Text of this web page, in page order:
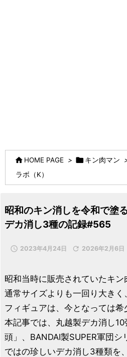
 HOME PAGE > キン肉マン
ラボ（K）
昭和のキン消しを令和で塗
デカ消し3種の記録#565
 2023年4月24日  2026年2月6日
昭和当時に販売されていたキン
通常サイズよりも一回り大き
フィギュアは、今となっては希
本記事では、丸越製デカ消し
頭」、BANDAI製SUPER軍団
ではの珍しいデカ消し3種類を